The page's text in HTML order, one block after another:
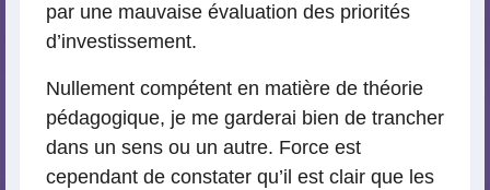
par une mauvaise évaluation des priorités
d’investissement.
Nullement compétent en matière de théorie
pédagogique, je me garderai bien de trancher
dans un sens ou un autre. Force est
cependant de constater qu’il est clair que les